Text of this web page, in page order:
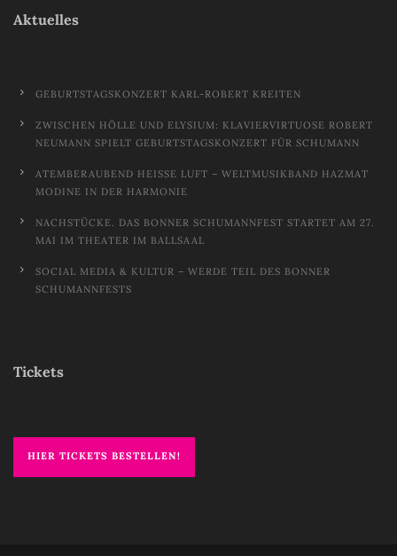
Aktuelles
GEBURTSTAGSKONZERT KARL-ROBERT KREITEN
ZWISCHEN HÖLLE UND ELYSIUM: KLAVIERVIRTUOSE ROBERT
NEUMANN SPIELT GEBURTSTAGSKONZERT FÜR SCHUMANN
ATEMBERAUBEND HEISSE LUFT – WELTMUSIKBAND HAZMAT M
ODINE IN DER HARMONIE
NACHSTÜCKE. DAS BONNER SCHUMANNFEST STARTET AM 27.
MAI IM THEATER IM BALLSAAL
SOCIAL MEDIA & KULTUR – WERDE TEIL DES BONNER
SCHUMANNFESTS
Tickets
HIER TICKETS BESTELLEN!